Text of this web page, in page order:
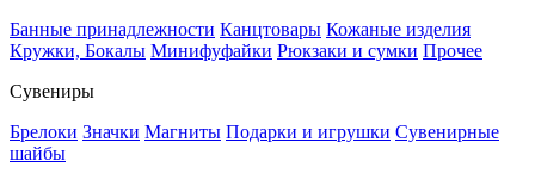
Банные принадлежности Канцтовары Кожаные изделия
Кружки, Бокалы Минифуфайки Рюкзаки и сумки Прочее
Сувениры
Брелоки Значки Магниты Подарки и игрушки Сувенирные
шайбы